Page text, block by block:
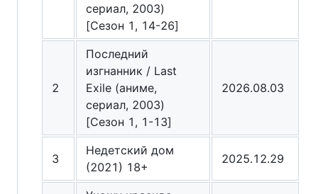
сериал, 2003)
[Сезон 1, 14-26]
2
Последний
изгнанник / Last
Exile (аниме,
сериал, 2003)
[Сезон 1, 1-13]
2026.08.03
3
Недетский дом
(2021) 18+
2025.12.29